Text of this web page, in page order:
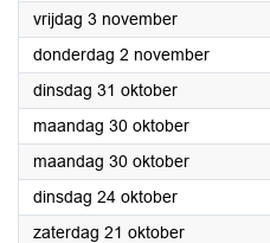
vrijdag 3 november2023
donderdag 2 november2023
dinsdag 31 oktober2023
maandag 30 oktober2023
maandag 30 oktober2023
dinsdag 24 oktober2023
zaterdag 21 oktober2023